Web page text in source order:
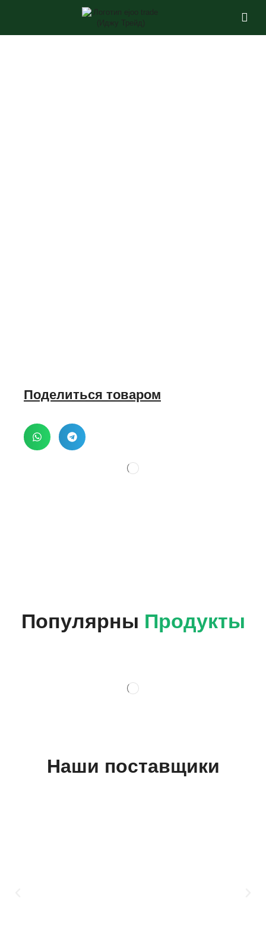
Поделиться товаром
Популярны Продукты
Наши поставщики